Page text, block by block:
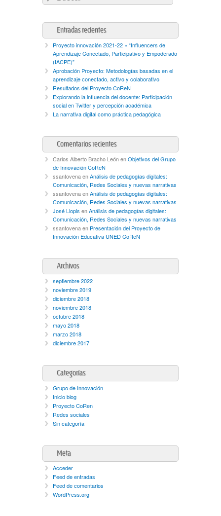
Entradas recientes
Proyecto innovación 2021-22 » “Influencers de
Aprendizaje Conectado, Participativo y Empoderado
(IACPE)”
Aprobación Proyecto: Metodologías basadas en el
aprendizaje conectado, activo y colaborativo
Resultados del Proyecto CoReN
Explorando la influencia del docente: Participación
social en Twitter y percepción académica
La narrativa digital como práctica pedagógica
Comentarios recientes
Carlos Alberto Bracho LeónenObjetivos del Grupo
de Innovación CoReN
ssantovenaenAnálisis de pedagogías digitales:
Comunicación, Redes Sociales y nuevas narrativas
ssantovenaenAnálisis de pedagogías digitales:
Comunicación, Redes Sociales y nuevas narrativas
José Llopis enAnálisis de pedagogías digitales:
Comunicación, Redes Sociales y nuevas narrativas
ssantovenaen Presentación del Proyecto de
Innovación Educativa UNED CoReN
Archivos
septiembre 2022
noviembre 2019
diciembre 2018
noviembre 2018
octubre 2018
mayo 2018
marzo 2018
diciembre 2017
Categorías
Grupo de Innovación
Inicio blog
Proyecto CoRen
Redes sociales
Sin categoría
Meta
Acceder
Feed de entradas
Feed de comentarios
WordPress.org